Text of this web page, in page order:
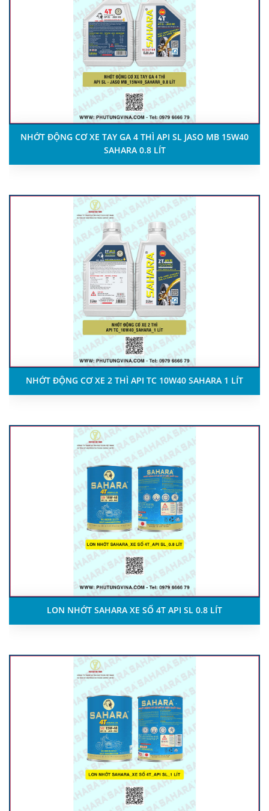
NHỚT ĐỘNG CƠ XE TAY GA 4 THÌ API SL JASO MB 15W40
SAHARA 0.8 LÍT
NHỚT ĐỘNG CƠ XE 2 THÌ API TC 10W40 SAHARA 1 LÍT
LON NHỚT SAHARA XE SỐ 4T API SL 0.8 LÍT